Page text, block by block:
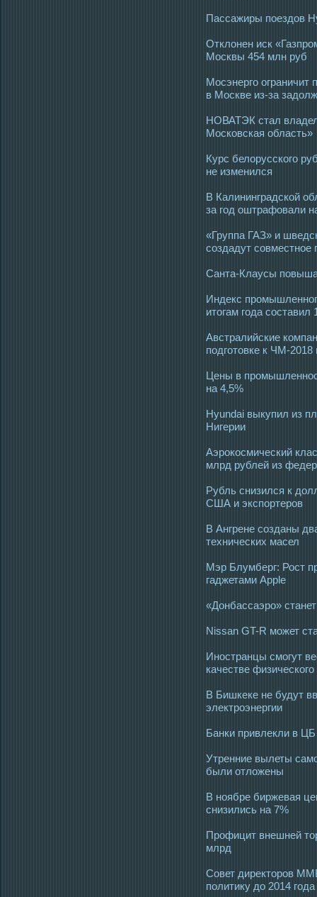
Пассажиры поездов
Отклонен иск
Москвы 454 млн руб
Мосэнерго
в Москве из-за
НОВАТЭК стал
Московская область»
Курс белорусского
не изменился
В Калининградской
за год оштрафовали
«Группа ГАЗ» и
создадут совместное
Санта-Клаусы
Индекс
итогам года составил
Австралийские
подготовке к ЧМ-
Цены в
на 4,5%
Hyundai выкупил из
Нигерии
Аэрокосмический
млрд рублей из
Рубль снизился к
США и экспортеров
В Ангрене созданы
технических масел
Мэр Блумберг: Рост
гаджетами Apple
«Донбассаэро»
Nissan GT-R может
Иностранцы смогут
качестве
В Бишкеке не будут
электроэнергии
Банки привлекли в
Утренние вылеты
были отложены
В ноябре биржевая
снизились на 7%
Профицит внешней
млрд
Совет директоров
политику до 2014 года